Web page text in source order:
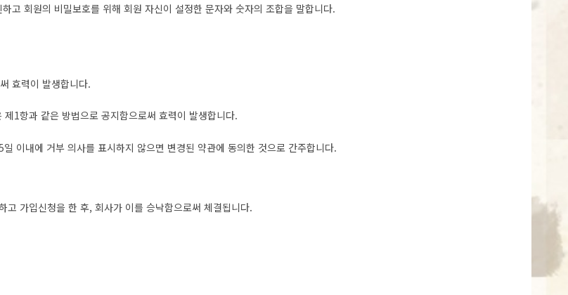
고 회원의 비밀보호를 위해 회원 자신이 설정한 문자와 숫자의 조합을 말합니다.
효력이 발생합니다.
1항과 같은 방법으로 공지함으로써 효력이 발생합니다.
이내에 거부 의사를 표시하지 않으면 변경된 약관에 동의한 것으로 간주합니다.
가입신청을 한 후, 회사가 이를 승낙함으로써 체결됩니다.